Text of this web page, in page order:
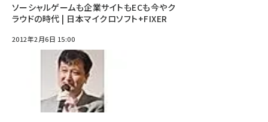
ソーシャルゲームも企業サイトもECも今やク
ラウドの時代 | 日本マイクロソフト+FIXER
2012年2月6日 15:00